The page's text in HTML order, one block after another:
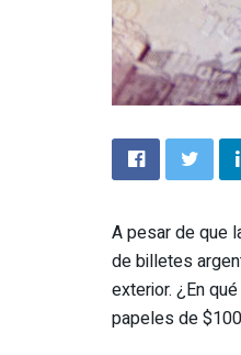
A pesar de que
de billetes
exterior. ¿En
papeles de